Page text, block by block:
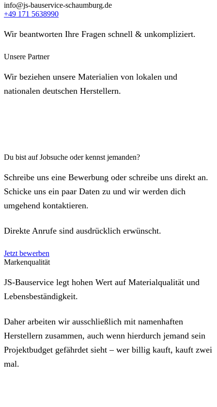
info@js-bauservice-schaumburg.de
+49 171 5638990
Wir beantworten Ihre Fragen schnell & unkompliziert.
Unsere Partner
Wir beziehen unsere Materialien von lokalen und
nationalen deutschen Herstellern.
Du bist auf Jobsuche oder kennst jemanden?
Schreibe uns eine Bewerbung oder schreibe uns direkt an.
Schicke uns ein paar Daten zu und wir werden dich
umgehend kontaktieren.
Direkte Anrufe sind ausdrücklich erwünscht.
Jetzt bewerben
Markenqualität
JS-Bauservice legt hohen Wert auf Materialqualität und
Lebensbeständigkeit.
Daher arbeiten wir ausschließlich mit namenhaften
Herstellern zusammen, auch wenn hierdurch jemand sein
Projektbudget gefährdet sieht – wer billig kauft, kauft zwei
mal.